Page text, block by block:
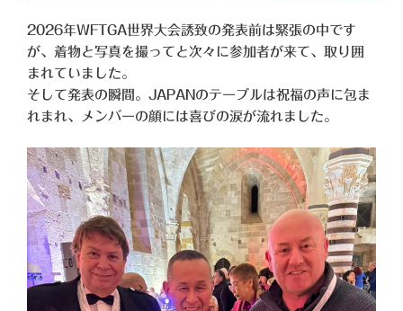
2026年WFTGA世界大会誘致の発表前は緊張の中です
が、着物と写真を撮ってと次々に参加者が来て、取り囲
まれていました。
そして発表の瞬間。JAPANのテーブルは祝福の声に包ま
れまれ、メンバーの顔には喜びの涙が流れました。